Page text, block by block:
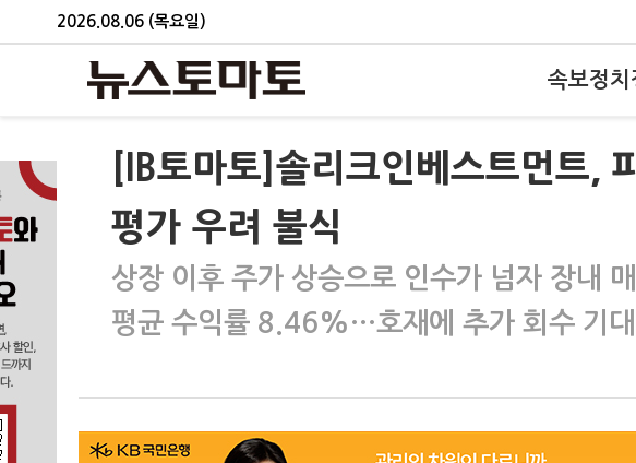
2026.08.06 (목요일)
속보정치
[IB토마토]솔리크인베스트먼트,
평가 우려 불식
상장 이후 주가 상승으로 인수가 넘자 장내
평균 수익률 8.46%…호재에 추가 회수 기